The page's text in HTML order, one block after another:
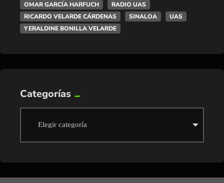
OMAR GARCÍA HARFUCH
RADIO UAS
RICARDO VELARDE CÁRDENAS
SINALOA
UAS
YERALDINE BONILLA VELARDE
Categorías